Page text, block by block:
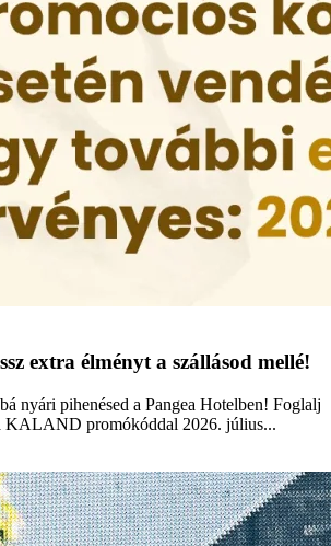
extra élményt a szállásod mellé!
nyári pihenésed a Pangea Hotelben! Foglalj
KALAND promókóddal 2026. július...